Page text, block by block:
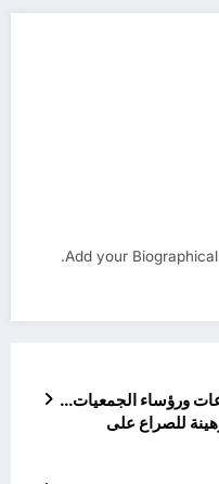
Add your
ورؤساء الجمعيات…
للصراع على